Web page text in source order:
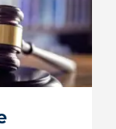
rentrée
sur
réforme